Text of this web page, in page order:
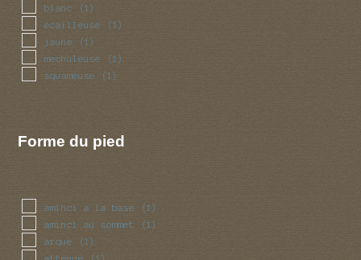
blanc (1)
ecailleuse (1)
jaune (1)
mechuleuse (1)
squameuse (1)
Forme du pied
aminci a la base (1)
aminci au sommet (1)
arque (1)